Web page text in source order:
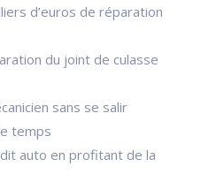
d’euros de réparation
du joint de culasse
sans se salir
temps
auto en profitant de la